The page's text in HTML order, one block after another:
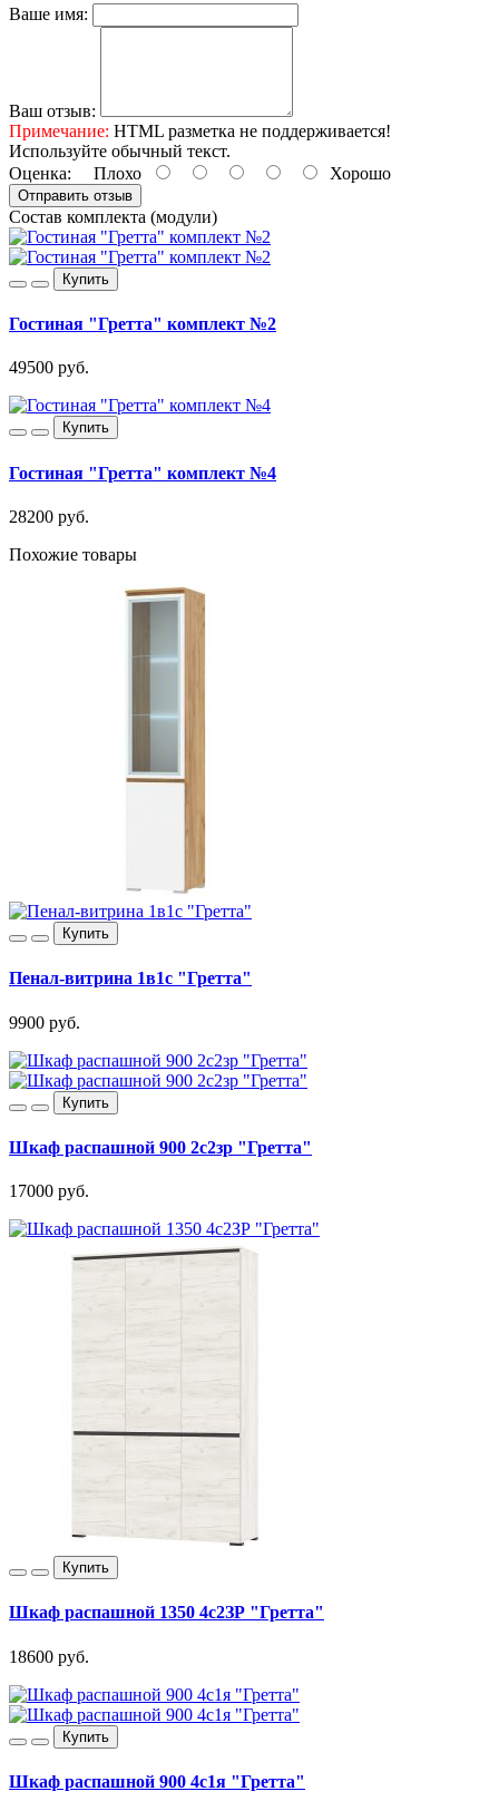
Ваше имя:
Ваш отзыв:
Примечание: HTML разметка не поддерживается!
Используйте обычный текст.
Оценка: Плохо Хорошо
Отправить отзыв
Состав комплекта (модули)
Купить
Гостиная "Гретта" комплект №2
49500 руб.
Купить
Гостиная "Гретта" комплект №4
28200 руб.
Похожие товары
Купить
Пенал-витрина 1в1с "Гретта"
9900 руб.
Купить
Шкаф распашной 900 2с2зр "Гретта"
17000 руб.
Купить
Шкаф распашной 1350 4с2ЗР "Гретта"
18600 руб.
Купить
Шкаф распашной 900 4с1я "Гретта"